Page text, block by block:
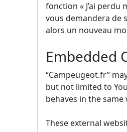
fonction « J’ai
vous demandera de
alors un nouveau
Embedded
“Campeugeot.fr”
but not limited to
behaves in the
These external